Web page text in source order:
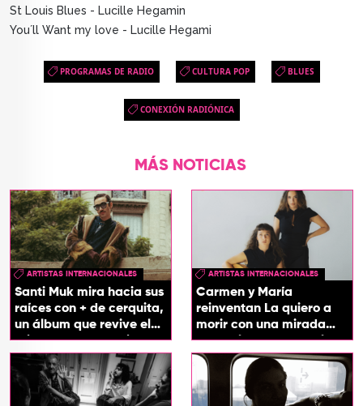
St Louis Blues - Lucille Hegamin
You´ll Want my love - Lucille Hegami
PROGRAMAS DE RADIO CULTURA POP BLUES
CONEXIÓN RADIÓNICA
MÁS NOTICIAS
ARTISTAS INTERNACIONALES
Santi Muk mira hacia sus
raíces con + de cerquita,
un álbum que revive el
origen de sus canciones
ARTISTAS INTERNACIONALES
Carmen y María
reinventan La quiero a
morir con una mirada
entre el flamenco y el
soul